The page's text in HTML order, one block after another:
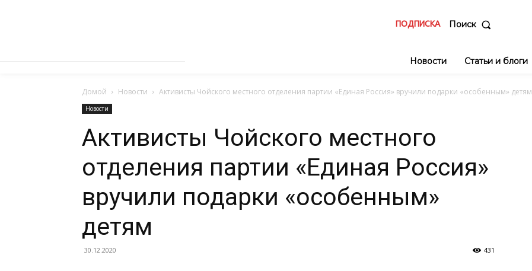
ПОДПИСКА Поиск
Новости Статьи и блоги
Домой Новости Активисты Чойского местного отделения партии «Единая Россия» вручили подарки «особенным» детям
Новости
Активисты Чойского местного
отделения партии «Единая Россия»
вручили подарки «особенным»
детям
30.12.2020 431